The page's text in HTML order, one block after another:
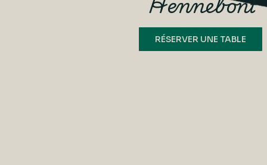
RÉSERVER UNE TABLE